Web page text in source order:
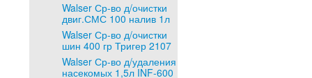
Walser Ср-во д/очистки
двиг.СМС 100 налив 1л
Walser Ср-во д/очистки
шин 400 гр Тригер 2107
Walser Ср-во д/удаления
насекомых 1,5л INF-600